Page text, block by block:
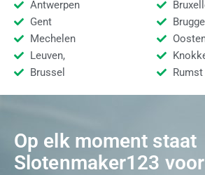
Antwerpen
Gent
Mechelen
Leuven,
Brussel
Brugge
Rumst
Op elk moment staat
Slotenmaker123